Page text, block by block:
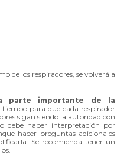
de los respiradores, se volverá a
parte importante de la
para que cada respirador
sigan siendo la autoridad con
debe haber interpretación por
hacer preguntas adicionales
Se recomienda tener un